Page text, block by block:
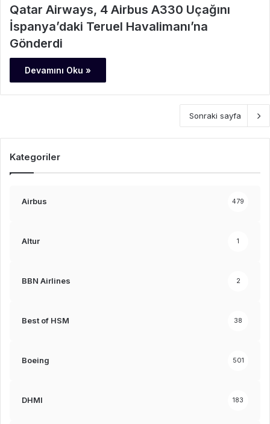
Qatar Airways, 4 Airbus A330 Uçağını
İspanya’daki Teruel Havalimanı’na
Gönderdi
Devamını Oku »
Sonraki sayfa
Kategoriler
Airbus 479
Altur 1
BBN Airlines 2
Best of HSM 38
Boeing 501
DHMI 183